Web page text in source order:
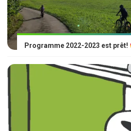
Programme 2022-2023 est prêt!